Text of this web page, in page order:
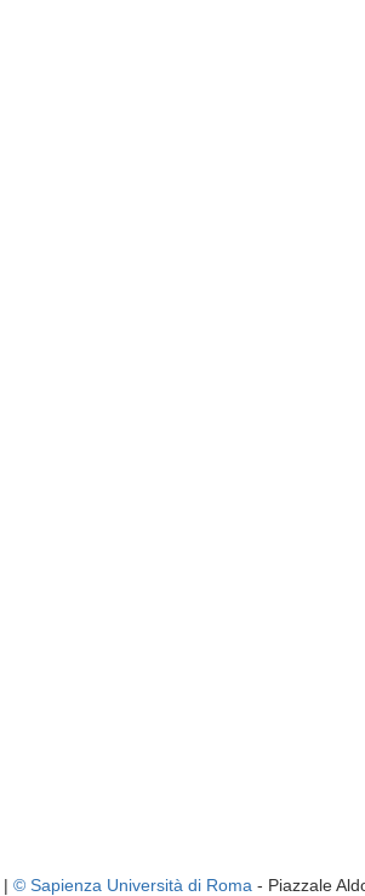
| © Sapienza Università di Roma - Piazzale